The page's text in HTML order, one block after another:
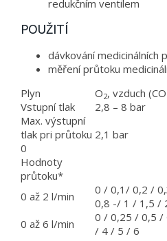
redukčním ventilem
POUŽITÍ
dávkování medicinálních
měření průtoku
Plyn
O2, vzduch (CO
Vstupní tlak
2,8 – 8 bar
Max. výstupní
tlak pri průtoku
0
2,1 bar
Hodnoty
průtoku*
0 až 2 l/min
0 / 0,1/ 0,2 /
0,8 -/ 1 / 1,5 /
0 až 6 l/min
0 / 0,25 / 0,5 /
/ 4 / 5 / 6